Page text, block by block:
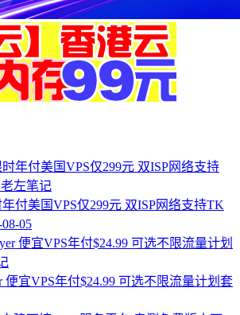
年付美国VPS仅299元 双ISP网络支持TK
08-05
便宜VPS年付$24.99 可选不限流量计划套